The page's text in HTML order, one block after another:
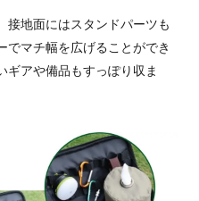
接地面にはスタンドパーツも
でマチ幅を広げることができ
ギアや備品もすっぽり収ま